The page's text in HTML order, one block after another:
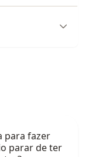
para fazer
parar de ter